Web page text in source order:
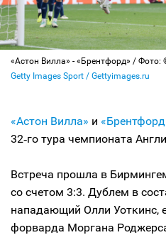
«Астон Вилла» - «Брентфорд» / Фото:
Getty Images Sport / Gettyimages.ru
«Астон Вилла» и
32‑го тура чемпионата
Встреча прошла в
со счетом 3:3. Дублем в
нападающий Олли Уоткинс,
форварда Моргана